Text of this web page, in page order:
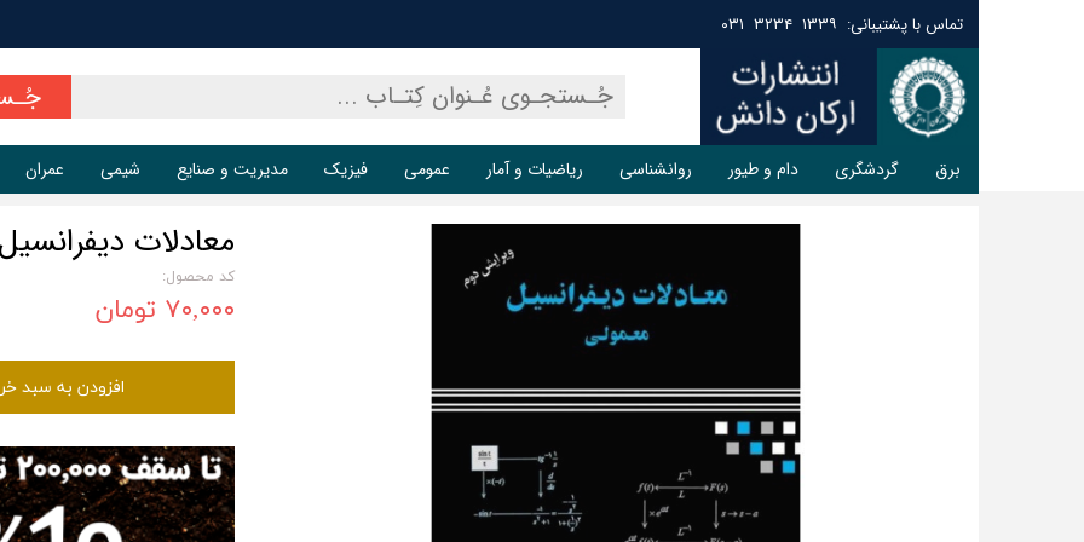
برق گردشگری دام و طیور روانشناسی ریاضیات و آمار عمومی فیزیک مدیریت و صنایع شیمی عمران
تماس با پشتیبانی: ۱۳۳۹ ۳۲۳۴ ۰۳۱
معادلات
کد محصول:
۷۰,۰۰۰ تومان
افزودن به سبد